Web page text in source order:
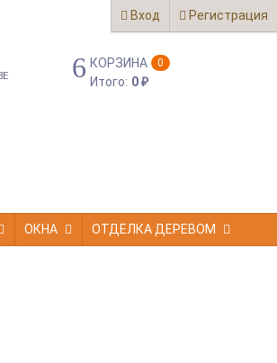
Вход Регистрация
КОРЗИНА 0
Итого: 0₽
ОКНА ОТДЕЛКА ДЕРЕВОМ